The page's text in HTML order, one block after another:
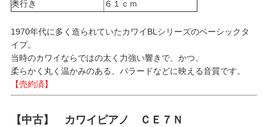
奥行き
６１ｃｍ
1970年代に多く造られていたカワイBLシリーズのベーシックタ
イプ。
当時のカワイならではの太く力強い響きで、かつ、
柔らかく丸く温かみのある、バラードなどに映える音質です。
【売約済】
【中古】 カワイピアノ ＣＥ７Ｎ